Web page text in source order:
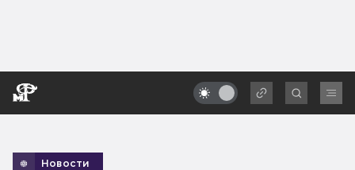
Новости